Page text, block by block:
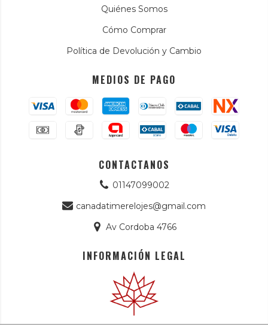
Quiénes Somos
Cómo Comprar
Política de Devolución y Cambio
MEDIOS DE PAGO
CONTACTANOS
01147099002
canadatimerelojes@gmail.com
Av Cordoba 4766
INFORMACIÓN LEGAL